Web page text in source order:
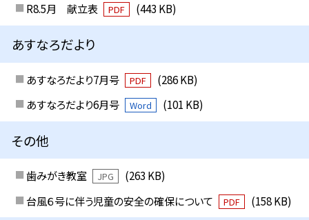
R8.5月 献立表
PDF (443 KB)
あすなろだより
あすなろだより7月号 PDF
(286 KB)
あすなろだより6月号
Word (101 KB)
その他
歯みがき教室 JPG
(263 KB)
台風６号に伴う児童の安全の確保について
PDF (158 KB)